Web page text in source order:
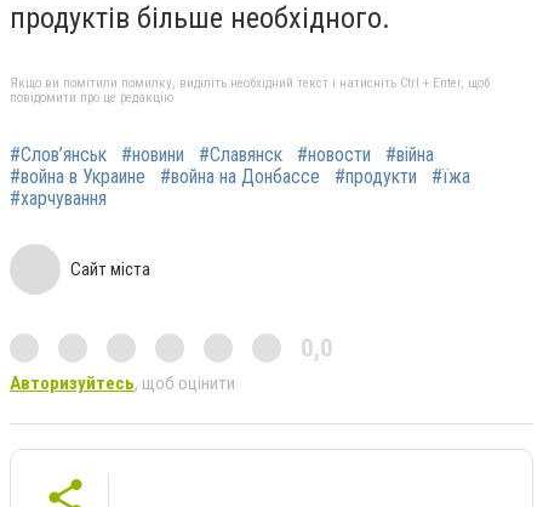
продуктів більше необхідного.
Якщо ви помітили помилку, виділіть необхідний текст і натисніть Ctrl + Enter, щоб
повідомити про це редакцію
#Слов’янськ #новини #Славянск #новости
#війна
#война в Украине
#война на Донбассе #продукти
#їжа
#харчування
Сайт міста
0,0
Авторизуйтесь, щоб оцінити